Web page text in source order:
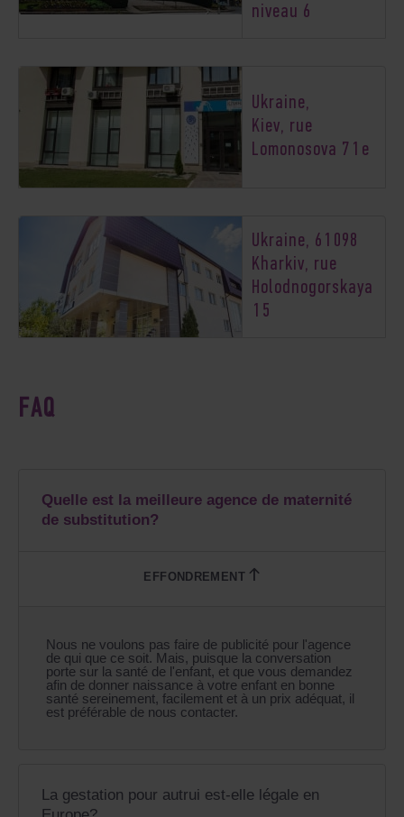
niveau 6
Ukraine,
Kiev, rue
Lomonosova 71e
Ukraine, 61098
Kharkiv, rue
Holodnogorskaya
15
FAQ
Quelle est la meilleure agence de maternité
de substitution?
Nous ne voulons pas faire de publicité pour l'agence
de qui que ce soit. Mais, puisque la conversation
porte sur la santé de l'enfant, et que vous demandez
afin de donner naissance à votre enfant en bonne
santé sereinement, facilement et à un prix adéquat, il
est préférable de nous contacter.
La gestation pour autrui est-elle légale en